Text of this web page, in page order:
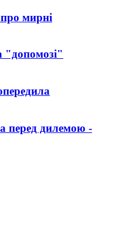
мирні
перед дилемою -